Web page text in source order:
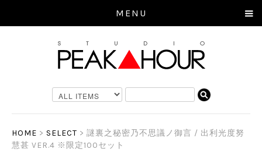
MENU
HOME > SELECT > 謎裏之秘密乃不思議ノ御言 / 出利光度努
慧甚 VER.4 ※限定100セット